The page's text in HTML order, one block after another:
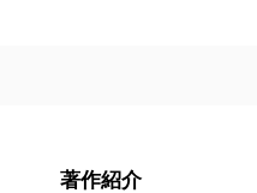
著作紹介